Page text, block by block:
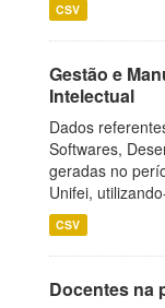
CSV
Gestão e
Intelectual
Dados
Softwares,
geradas no
Unifei,
CSV
Docentes na